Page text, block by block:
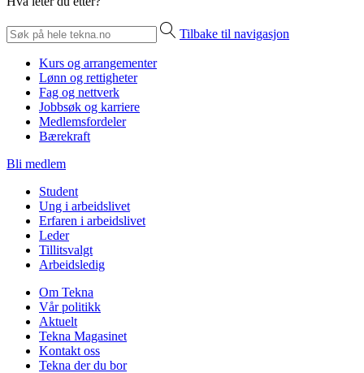
Tilbake til navigasjon
Kurs og arrangementer
Lønn og rettigheter
Fag og nettverk
Jobbsøk og karriere
Medlemsfordeler
Bærekraft
Bli medlem
Student
Ung i arbeidslivet
Erfaren i arbeidslivet
Leder
Tillitsvalgt
Arbeidsledig
Om Tekna
Vår politikk
Aktuelt
Tekna Magasinet
Kontakt oss
Tekna der du bor